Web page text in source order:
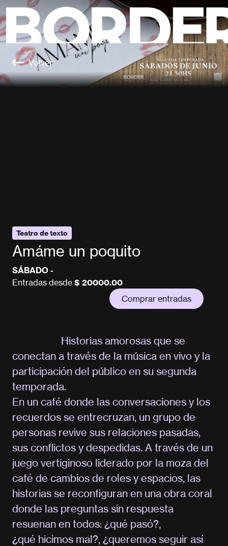
Volver
Teatro de texto
Amáme un poquito
SÁBADO -
Entradas desde $ 20000.00
Comprar entradas
Historias amorosas que se
conectan a través de la música en vivo y la
participación del público en su segunda
temporada.
En un café donde las conversaciones y los
recuerdos se entrecruzan, un grupo de
personas revive sus relaciones pasadas,
sus conflictos y despedidas. A través de un
juego vertiginoso liderado por la moza del
café de cambios de roles y espacios, las
historias se reconfiguran en una obra coral
donde las preguntas sin respuesta
resuenan en todos: ¿qué pasó?,
¿qué hicimos mal?, ¿queremos seguir así